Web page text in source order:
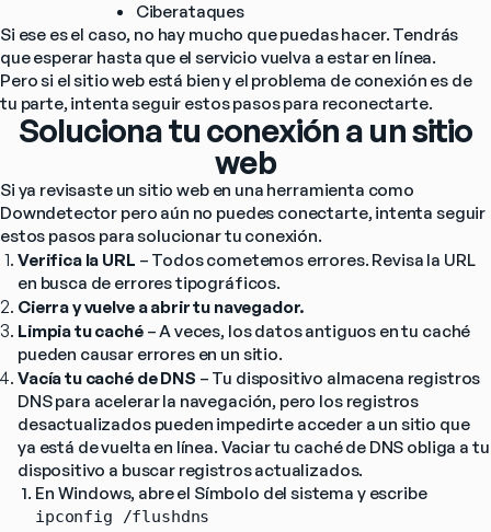
Ciberataques
Si ese es el caso, no hay mucho que puedas hacer. Tendrás
que esperar hasta que el servicio vuelva a estar en línea.
Pero si el sitio web está bien y el problema de conexión es de
tu parte, intenta seguir estos pasos para reconectarte.
Soluciona tu conexión a un sitio
web
Si ya revisaste un sitio web en una herramienta como
Downdetector pero aún no puedes conectarte, intenta seguir
estos pasos para solucionar tu conexión.
Verifica la URL – Todos cometemos errores. Revisa la URL
en busca de errores tipográficos.
Cierra y vuelve a abrir tu navegador.
Limpia tu caché – A veces, los datos antiguos en tu caché
pueden causar errores en un sitio.
Vacía tu caché de DNS – Tu dispositivo almacena registros
DNS para acelerar la navegación, pero los registros
desactualizados pueden impedirte acceder a un sitio que
ya está de vuelta en línea. Vaciar tu caché de DNS obliga a tu
dispositivo a buscar registros actualizados.
En Windows, abre el Símbolo del sistema y escribe
ipconfig /flushdns